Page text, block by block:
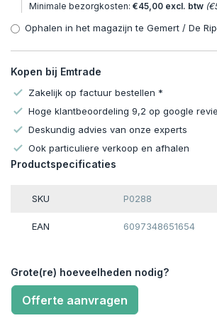
Minimale bezorgkosten: €45,00 excl. btw
Ophalen in het magazijn te Gemert / De
Kopen bij Emtrade
Zakelijk op factuur bestellen *
Hoge klantbeoordeling 9,2 op google
Deskundig advies van onze experts
Ook particuliere verkoop en afhalen
Productspecificaties
SKU P0288
EAN 6097348651654
Grote(re) hoeveelheden nodig?
Offerte aanvragen